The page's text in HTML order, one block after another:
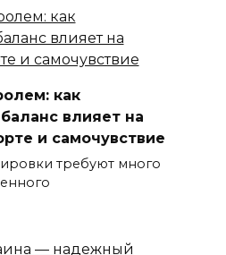
как
влияет на
и самочувствие
требуют много